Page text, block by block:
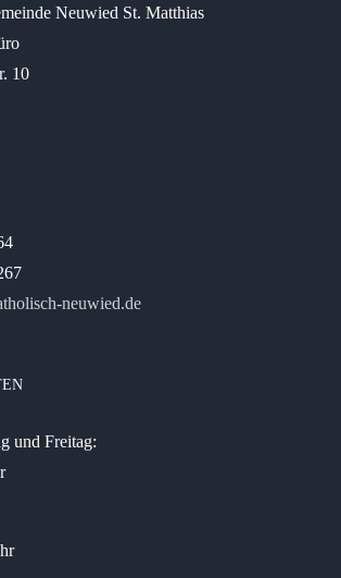
Neuwied St. Matthias
10
neuwied.de
und Freitag: